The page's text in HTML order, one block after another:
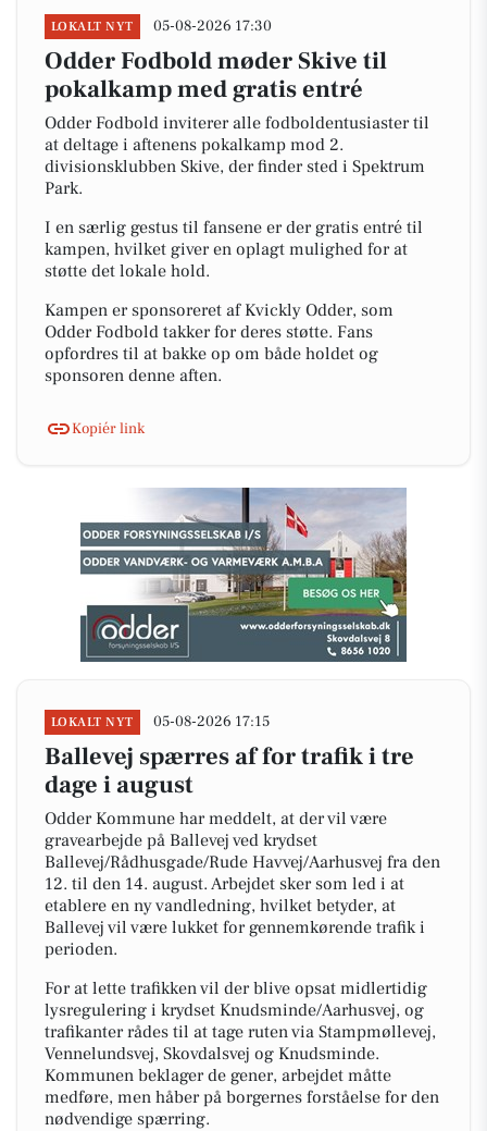
LOKALT NYT 05-08-2026 17:30
Odder Fodbold møder Skive til
pokalkamp med gratis entré
Odder Fodbold inviterer alle fodboldentusiaster til
at deltage i aftenens pokalkamp mod 2.
divisionsklubben Skive, der finder sted i Spektrum
Park.
I en særlig gestus til fansene er der gratis entré til
kampen, hvilket giver en oplagt mulighed for at
støtte det lokale hold.
Kampen er sponsoreret af Kvickly Odder, som
Odder Fodbold takker for deres støtte. Fans
opfordres til at bakke op om både holdet og
sponsoren denne aften.
Kopiér link
LOKALT NYT 05-08-2026 17:15
Ballevej spærres af for trafik i tre
dage i august
Odder Kommune har meddelt, at der vil være
gravearbejde på Ballevej ved krydset
Ballevej/Rådhusgade/Rude Havvej/Aarhusvej fra den
12. til den 14. august. Arbejdet sker som led i at
etablere en ny vandledning, hvilket betyder, at
Ballevej vil være lukket for gennemkørende trafik i
perioden.
For at lette trafikken vil der blive opsat midlertidig
lysregulering i krydset Knudsminde/Aarhusvej, og
trafikanter rådes til at tage ruten via Stampmøllevej,
Vennelundsvej, Skovdalsvej og Knudsminde.
Kommunen beklager de gener, arbejdet måtte
medføre, men håber på borgernes forståelse for den
nødvendige spærring.